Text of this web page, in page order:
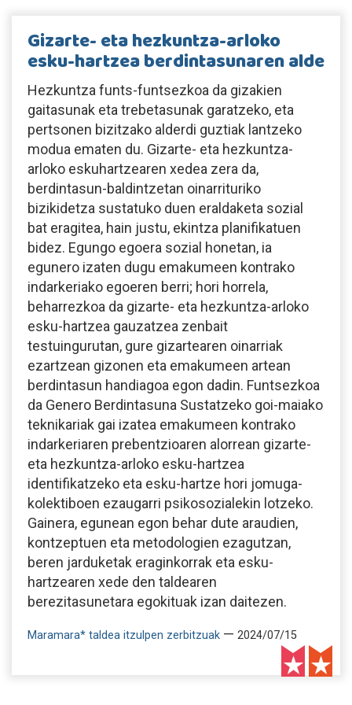
Gizarte- eta hezkuntza-arloko
esku-hartzea berdintasunaren alde
Hezkuntza funts-funtsezkoa da gizakien
gaitasunak eta trebetasunak garatzeko, eta
pertsonen bizitzako alderdi guztiak lantzeko
modua ematen du. Gizarte- eta hezkuntza-
arloko eskuhartzearen xedea zera da,
berdintasun-baldintzetan oinarrituriko
bizikidetza sustatuko duen eraldaketa sozial
bat eragitea, hain justu, ekintza planifikatuen
bidez. Egungo egoera sozial honetan, ia
egunero izaten dugu emakumeen kontrako
indarkeriako egoeren berri; hori horrela,
beharrezkoa da gizarte- eta hezkuntza-arloko
esku-hartzea gauzatzea zenbait
testuingurutan, gure gizartearen oinarriak
ezartzean gizonen eta emakumeen artean
berdintasun handiagoa egon dadin. Funtsezkoa
da Genero Berdintasuna Sustatzeko goi-maiako
teknikariak gai izatea emakumeen kontrako
indarkeriaren prebentzioaren alorrean gizarte-
eta hezkuntza-arloko esku-hartzea
identifikatzeko eta esku-hartze hori jomuga-
kolektiboen ezaugarri psikosozialekin lotzeko.
Gainera, egunean egon behar dute araudien,
kontzeptuen eta metodologien ezagutzan,
beren jarduketak eraginkorrak eta esku-
hartzearen xede den taldearen
berezitasunetara egokituak izan daitezen.
Maramara* taldea itzulpen zerbitzuak — 2024/07/15